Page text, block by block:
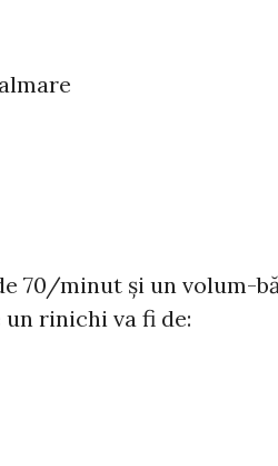
70/minut și un volum-
rinichi va fi de: